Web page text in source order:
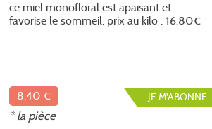
ce miel monofloral est apaisant et
favorise le sommeil. prix au kilo : 16.80€
JE M'ABONNE
8,40 €
* la pièce